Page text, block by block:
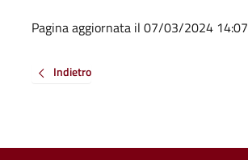
Pagina aggiornata il 07/03/2024 14:07
Indietro